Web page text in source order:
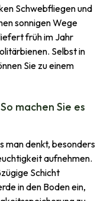
Schwebfliegen und
sonnigen Wege
früh im Jahr
Selbst in
Sie zu einem
machen Sie es
man denkt, besonders
aufnehmen.
Schicht
in den Boden ein,